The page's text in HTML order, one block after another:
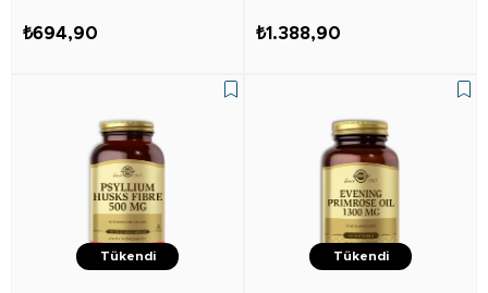
₺694,90 ₺1.388,90
Tükendi Tükendi